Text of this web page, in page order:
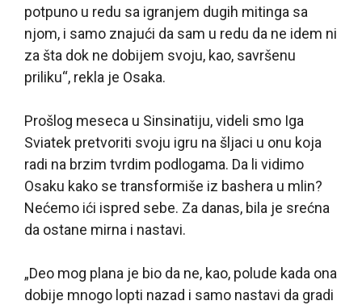
potpuno u redu sa igranjem dugih mitinga sa
njom, i samo znajući da sam u redu da ne idem ni
za šta dok ne dobijem svoju, kao, savršenu
priliku“, rekla je Osaka.
Prošlog meseca u Sinsinatiju, videli smo Iga
Sviatek pretvoriti svoju igru na šljaci u onu koja
radi na brzim tvrdim podlogama. Da li vidimo
Osaku kako se transformiše iz bashera u mlin?
Nećemo ići ispred sebe. Za danas, bila je srećna
da ostane mirna i nastavi.
„Deo mog plana je bio da ne, kao, polude kada ona
dobije mnogo lopti nazad i samo nastavi da gradi